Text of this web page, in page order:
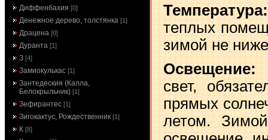
Диффенбахия [0]
Денежное дерево, толстянка [1]
Драцена [0]
Дуранта [1]
З [4]
Замиокулькас [1]
Зантедеския (Калла,
Белокрыльник) [1]
Зефирантес [1]
Зигокактус, Рождественник [1]
К [8]
теплых
зимой не
Освещение:
свет,
прямых
летом.